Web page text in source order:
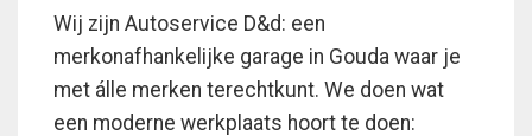
Wij zijn Autoservice D&d: een
merkonafhankelijke garage in Gouda waar je
met álle merken terechtkunt. We doen wat
een moderne werkplaats hoort te doen: